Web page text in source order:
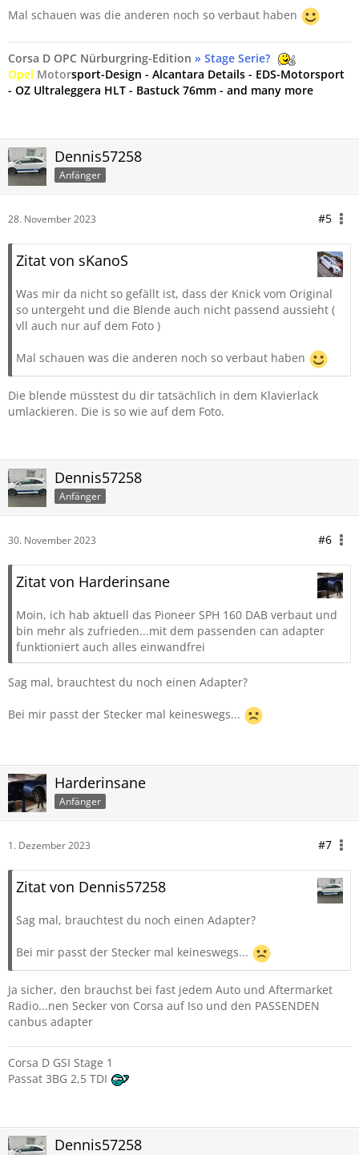
Mal schauen was die anderen noch so verbaut haben
Corsa D OPC Nürburgring-Edition » Stage Serie?
Opel Motorsport-Design - Alcantara Details - EDS-Motorsport
- OZ Ultraleggera HLT - Bastuck 76mm - and many more
Dennis57258
Anfänger
28. November 2023 #5
Zitat von sKanoS
Was mir da nicht so gefällt ist, dass der Knick vom Original
so untergeht und die Blende auch nicht passend aussieht (
vll auch nur auf dem Foto )
Mal schauen was die anderen noch so verbaut haben
Die blende müsstest du dir tatsächlich in dem Klavierlack
umlackieren. Die is so wie auf dem Foto.
Dennis57258
Anfänger
30. November 2023 #6
Zitat von Harderinsane
Moin, ich hab aktuell das Pioneer SPH 160 DAB verbaut und
bin mehr als zufrieden...mit dem passenden can adapter
funktioniert auch alles einwandfrei
Sag mal, brauchtest du noch einen Adapter?
Bei mir passt der Stecker mal keineswegs...
Harderinsane
Anfänger
1. Dezember 2023 #7
Zitat von Dennis57258
Sag mal, brauchtest du noch einen Adapter?
Bei mir passt der Stecker mal keineswegs...
Ja sicher, den brauchst bei fast jedem Auto und Aftermarket
Radio...nen Secker von Corsa auf Iso und den PASSENDEN
canbus adapter
Corsa D GSI Stage 1
Passat 3BG 2,5 TDI
Dennis57258